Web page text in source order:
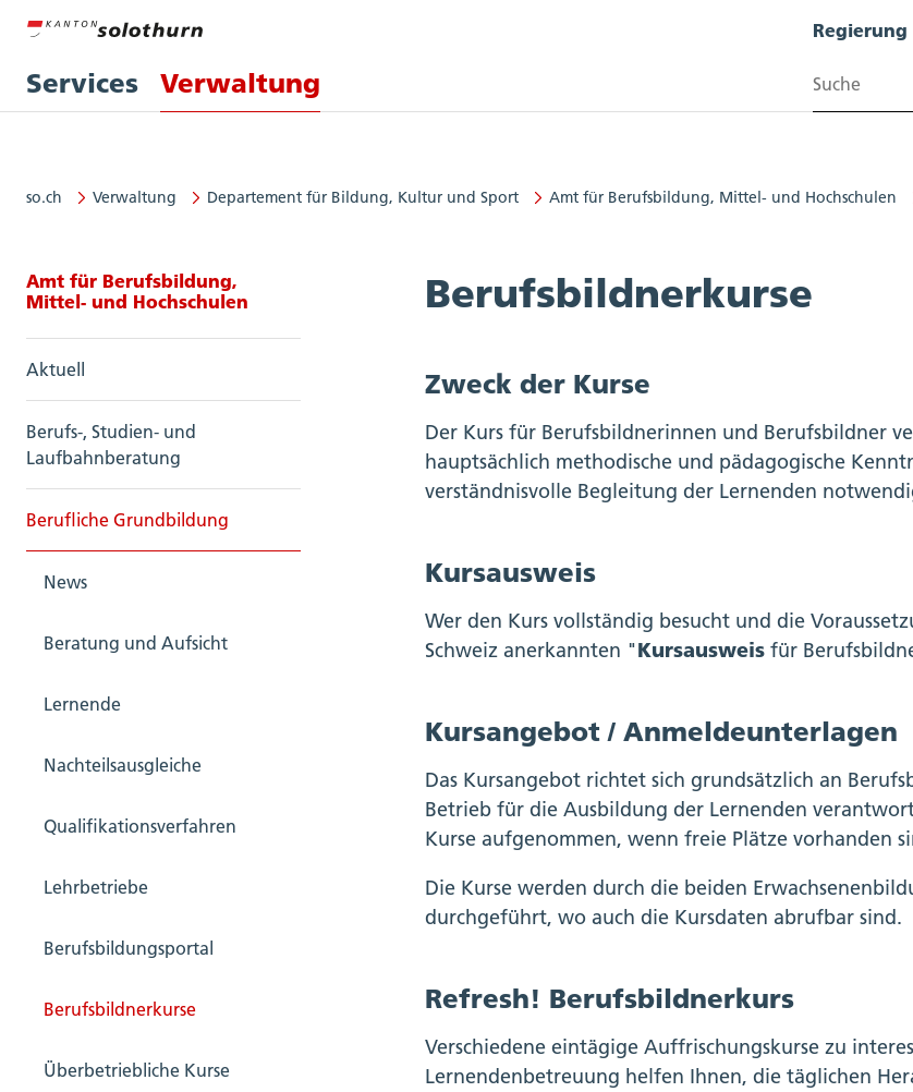
Services Verwaltung
Regierung
Suchen
so.ch Verwaltung Departement für Bildung, Kultur und Sport Amt für Berufsbildung, Mittel- und Hochschulen
Seitennavigation: Amt für Berufsbildung, Mittel- und Hochschulen
Amt für Berufsbildung,
Mittel- und Hochschulen
Aktuell
Berufs-, Studien- und
Laufbahnberatung
Berufliche Grundbildung
News
Beratung und Aufsicht
Lernende
Nachteilsausgleiche
Qualifikationsverfahren
Lehrbetriebe
Berufsbildungsportal
Berufsbildnerkurse
Überbetriebliche Kurse
Berufsbildnerkurse
Zweck der Kurse
Der Kurs für Berufsbildnerinnen und Berufsbildner
hauptsächlich methodische und pädagogische
verständnisvolle Begleitung der Lernenden
Kursausweis
Wer den Kurs vollständig besucht und die
Schweiz anerkannten "Kursausweis für
Kursangebot / Anmeldeunterlagen
Das Kursangebot richtet sich grundsätzlich an
Betrieb für die Ausbildung der Lernenden
Kurse aufgenommen, wenn freie Plätze vorhanden
Die Kurse werden durch die beiden
durchgeführt, wo auch die Kursdaten abrufbar sind.
Refresh! Berufsbildnerkurs
Verschiedene eintägige Auffrischungskurse zu
Lernendenbetreuung helfen Ihnen, die täglichen